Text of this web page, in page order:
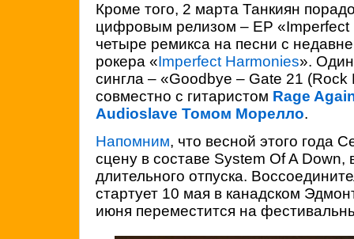
Кроме того, 2 марта Танкиян
цифровым релизом – EP «Imperfect
четыре ремикса на песни с
рокера «Imperfect Harmonies». Один
сингла – «Goodbye – Gate 21 (Rock
совместно с гитаристом Rage
Audioslave Томом Морелло.
Напомним, что весной этого года
сцену в составе System Of A Down,
длительного отпуска.
стартует 10 мая в канадском
июня переместится на